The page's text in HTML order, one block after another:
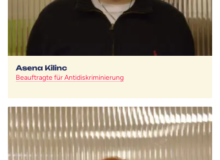
Asena Kilinc
Beauftragte für Antidiskriminierung